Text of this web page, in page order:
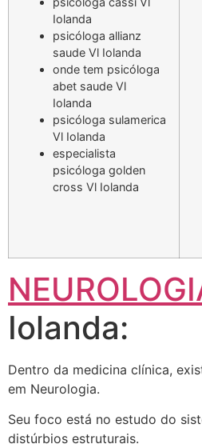
Iolanda
psicóloga allianz
saude Vl Iolanda
onde tem psicóloga
abet saude Vl
Iolanda
psicóloga sulamerica
Vl Iolanda
especialista
psicóloga golden
cross Vl Iolanda
Iolanda:
Dentro da medicina clínica,
em Neurologia.
Seu foco está no estudo do
distúrbios estruturais.